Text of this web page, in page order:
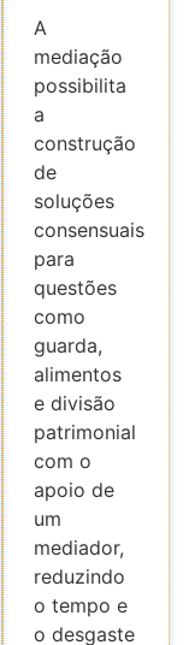
A
mediação
possibilita
a
construção
de
soluções
consensuais
para
questões
como
guarda,
alimentos
e divisão
patrimonial
com o
apoio de
um
mediador,
reduzindo
o tempo e
o desgaste